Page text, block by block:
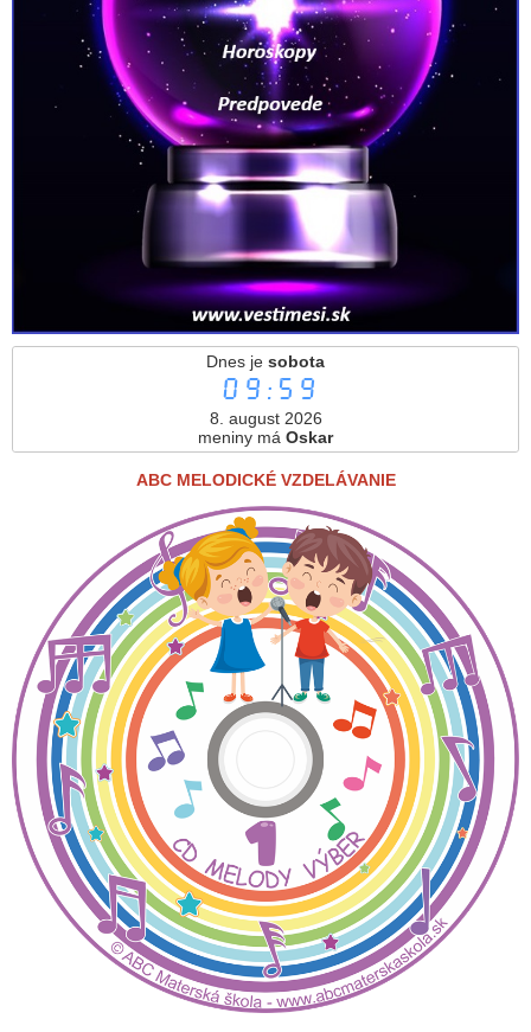
Dnes je sobota
09:59
8. august 2026
meniny má Oskar
ABC MELODICKÉ VZDELÁVANIE